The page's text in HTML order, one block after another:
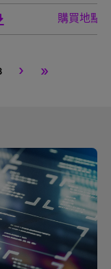
購買地點
› »